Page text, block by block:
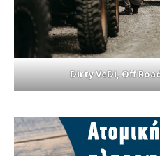
Dirty VeDi, Off